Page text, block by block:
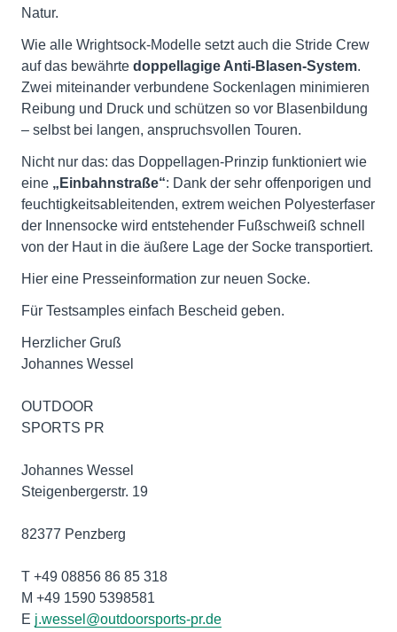
Natur.
Wie alle Wrightsock-Modelle setzt auch die Stride Crew
auf das bewährte doppellagige Anti-Blasen-System.
Zwei miteinander verbundene Sockenlagen minimieren
Reibung und Druck und schützen so vor Blasenbildung
– selbst bei langen, anspruchsvollen Touren.
Nicht nur das: das Doppellagen-Prinzip funktioniert wie
eine „Einbahnstraße“: Dank der sehr offenporigen und
feuchtigkeitsableitenden, extrem weichen Polyesterfaser
der Innensocke wird entstehender Fußschweiß schnell
von der Haut in die äußere Lage der Socke transportiert.
Hier eine Presseinformation zur neuen Socke.
Für Testsamples einfach Bescheid geben.
Herzlicher Gruß
Johannes Wessel
OUTDOOR
SPORTS PR
Johannes Wessel
Steigenbergerstr. 19
82377 Penzberg
T +49 08856 86 85 318
M +49 1590 5398581
E j.wessel@outdoorsports-pr.de